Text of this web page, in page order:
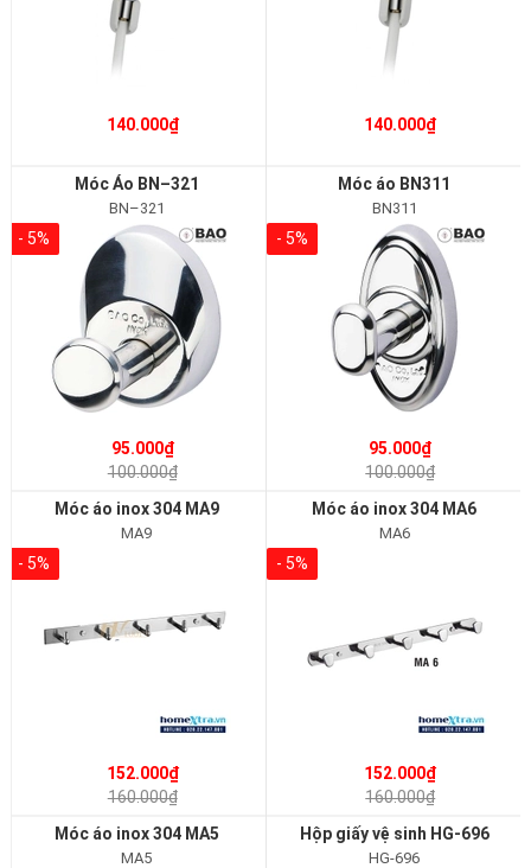
140.000₫ 140.000₫
Móc Áo BN–321
BN–321
- 5%
95.000₫
100.000₫
Móc áo BN311
BN311
- 5%
95.000₫
100.000₫
Móc áo inox 304 MA9
MA9
- 5%
152.000₫
160.000₫
Móc áo inox 304 MA6
MA6
- 5%
152.000₫
160.000₫
Móc áo inox 304 MA5
MA5
Hộp giấy vệ sinh HG-696
HG-696